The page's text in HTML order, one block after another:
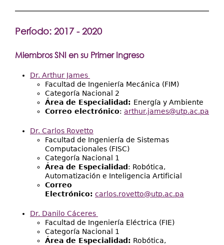
Período: 2017 - 2020
Miembros SNI en su Primer Ingreso
Dr. Arthur James
Facultad de Ingeniería Mecánica (FIM)
Categoría Nacional 2
Área de Especialidad: Energía y Ambiente
Correo electrónico: arthur.james@utp.ac.pa
Dr. Carlos Rovetto
Facultad de Ingeniería de Sistemas
Computacionales (FISC)
Categoría Nacional 1
Área de Especialidad : Robótica,
Automatización e Inteligencia Artificial
Correo
Electrónico: carlos.rovetto@utp.ac.pa
Dr. Danilo Cáceres
Facultad de Ingeniería Eléctrica (FIE)
Categoría Nacional 1
Área de Especialidad: Robótica,